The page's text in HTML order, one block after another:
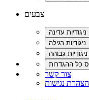
צבעים
צור קשר
הצהרת נגישות